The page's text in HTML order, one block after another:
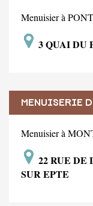
Menuisier à
3 QUAI DU
MENUISERIE
Menuisier à
22 RUE DE
SUR EPTE